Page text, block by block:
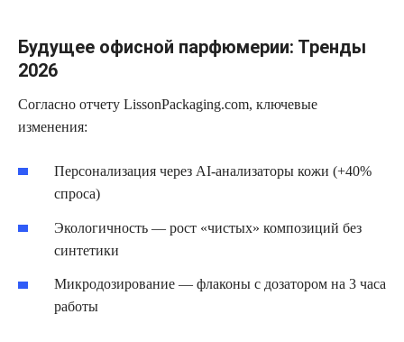
Будущее офисной парфюмерии: Тренды
2026
Согласно отчету LissonPackaging.com, ключевые
изменения:
Персонализация через AI-анализаторы кожи (+40%
спроса)
Экологичность — рост «чистых» композиций без
синтетики
Микродозирование — флаконы с дозатором на 3 часа
работы